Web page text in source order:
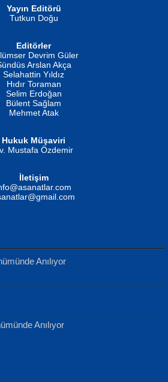
Ne Demektir
Yayın Editörü
Tutkun Doğu
Editörler
Devrim Güler
Arslan Akça
Selahattin Yıldız
Hıdır Toraman
Selim Erdoğan
Bülent Sağlam
Mehmet Atak
Hukuk Müşaviri
Mustafa Özdemir
İletişim
Anılıyor
Anılıyor